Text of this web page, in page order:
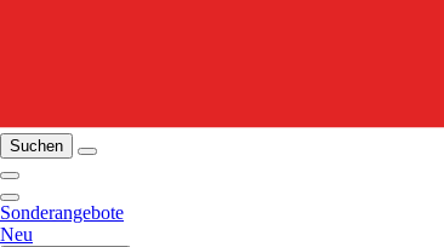
Suchen
Sonderangebote
Neu